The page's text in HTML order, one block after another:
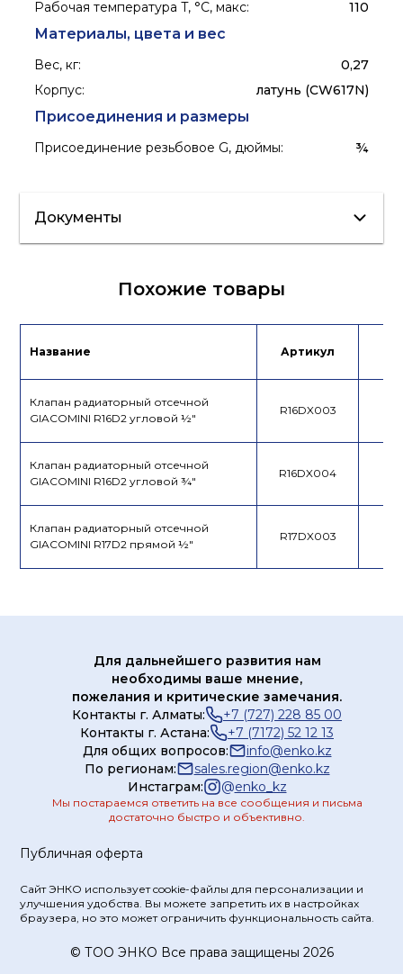
Рабочая температура T, °C, макс: 110
Материалы, цвета и вес
Вес, кг:
0,27
Корпус: латунь (CW617N)
Присоединения и размеры
Присоединение резьбовое G, дюймы: ¾
Документы
Декларация
Лист данных Лист данных
Похожие товары
Название Артикул
Клапан радиаторный отсечной
GIACOMINI R16D2 угловой ½"
R16DX003
Клапан радиаторный отсечной
GIACOMINI R16D2 угловой ¾"
R16DX004
Клапан радиаторный отсечной
GIACOMINI R17D2 прямой ½"
R17DX003
Публичная оферта
Сайт ЭНКО использует cookie-файлы для персонализации и
улучшения удобства. Вы можете запретить их в настройках
браузера, но это может ограничить функциональность сайта.
© ТOO ЭНКО Все права защищены 2026
Для дальнейшего развития нам
необходимы ваше мнение,
пожелания и критические замечания.
Контакты г. Алматы:
+7 (727) 228 85 00
Контакты г. Астана:
+7 (7172) 52 12 13
Для общих вопросов:
info@enko.kz
По регионам:
sales.region@enko.kz
Инстаграм:
@enko_kz
Мы постараемся ответить на все сообщения и письма
достаточно быстро и объективно.